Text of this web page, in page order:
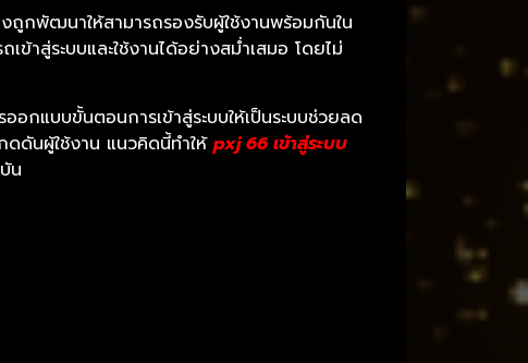
ถูกพัฒนาให้สามารถรองรับผู้ใช้งานพร้อมกันใน
าสู่ระบบและใช้งานได้อย่างสม่ำเสมอ โดยไม่
กแบบขั้นตอนการเข้าสู่ระบบให้เป็นระบบช่วยลด
กดดันผู้ใช้งาน แนวคิดนี้ทำให้pxj 66 เข้าสู่ระบบ
น